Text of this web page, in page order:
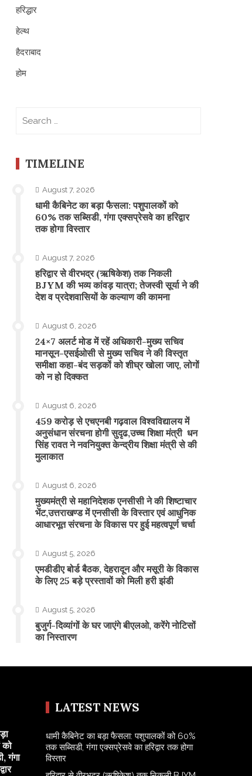
हरिद्धार
हेल्थ
हैदराबाद
होम
TIMELINE
August 7, 2026
​धामी कैबिनेट का बड़ा फैसला: पशुपालकों को
60% तक सब्सिडी, गंगा एक्सप्रेसवे का हरिद्वार
तक होगा विस्तार
August 7, 2026
​हरिद्वार से वीरभद्र (ऋषिकेश) तक निकली
BJYM की भव्य कांवड़ यात्रा; तेजस्वी सूर्या ने की
देश व प्रदेशवासियों के कल्याण की कामना
August 6, 2026
24×7 अलर्ट मोड में रहें अधिकारी-मुख्य सचिव
मानसून-एसईओसी से मुख्य सचिव ने की विस्तृत
समीक्षा कहा-बंद सड़कों को शीघ्र खोला जाए, लोगों
को न हो दिक्कत
August 6, 2026
459 करोड़ से एचएनबी गढ़वाल विश्वविद्यालय में
अनुसंधान संरचना होगी सुदृढ,उच्च शिक्षा मंत्री धन
सिंह रावत ने नवनियुक्त केन्द्रीय शिक्षा मंत्री से की
मुलाकात
August 6, 2026
मुख्यमंत्री से महानिदेशक एनसीसी ने की शिष्टाचार
भेंट,उत्तराखण्ड में एनसीसी के विस्तार एवं आधुनिक
आधारभूत संरचना के विकास पर हुई महत्वपूर्ण चर्चा
August 5, 2026
एमडीडीए बोर्ड बैठक, देहरादून और मसूरी के विकास
के लिए 25 बड़े प्रस्तावों को मिली हरी झंडी
August 5, 2026
बुजुर्ग-दिव्यांगों के घर जाएंगे बीएलओ, करेंगे नोटिसों
का निस्तारण
गंगा
LATEST NEWS
​धामी कैबिनेट का बड़ा फैसला: पशुपालकों को 60%
तक सब्सिडी, गंगा एक्सप्रेसवे का हरिद्वार तक होगा
विस्तार